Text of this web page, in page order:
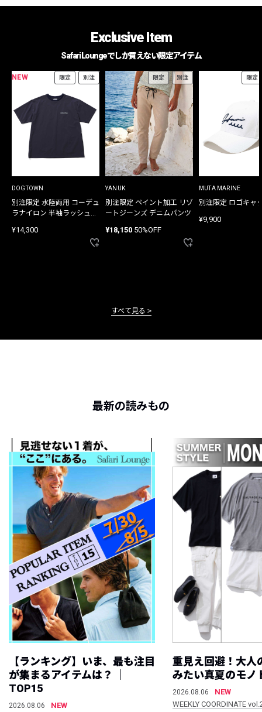
Exclusive Item
Safari Loungeでしか買えない限定アイテム
NEW 限定 別注
DOGTOWN
別注限定 水陸両用 コーデュ
ラナイロン 半袖ラッシュガ
¥14,300
限定 別注
YANUK
別注限定 ペイント加工 リゾ
ートジーンズ デニムパンツ
¥18,150 50%OFF
限定
MUTA MARINE
別注限定 ロゴキャ
¥9,900
すべて見る
最新の読みもの
【ランキング】いま、最も注目
が集まるアイテムは？ ｜
TOP15
2026.08.06
NEW
重見え回避！大人
みたい真夏のモノ
2026.08.06
NEW
WEEKLY COORDINATE